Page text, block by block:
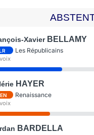
Xavier BELLAMY
Les Républicains
HAYER
Renaissance
BARDELLA